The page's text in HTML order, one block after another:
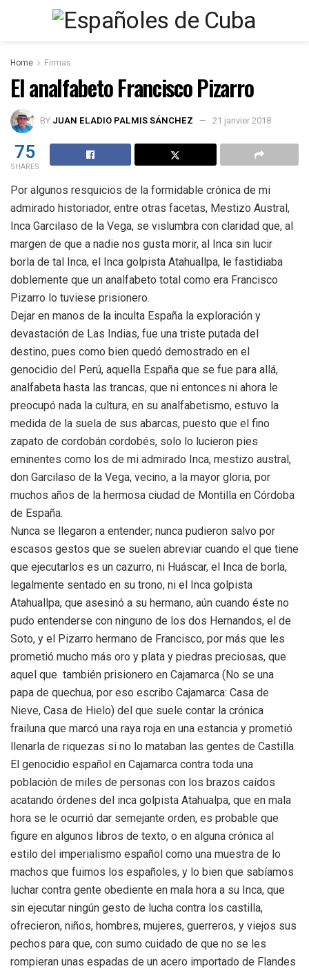
Home Firmas
El analfabeto Francisco Pizarro
BY JUAN ELADIO PALMIS SÁNCHEZ 21 janvier 2018
75
SHARES
Por algunos resquicios de la formidable crónica de mi
admirado historiador, entre otras facetas, Mestizo Austral,
Inca Garcilaso de la Vega, se vislumbra con claridad que, al
margen de que a nadie nos gusta morir, al Inca sin lucir
borla de tal Inca, el Inca golpista Atahuallpa, le fastidiaba
doblemente que un analfabeto total como era Francisco
Pizarro lo tuviese prisionero.
Dejar en manos de la inculta España la exploración y
devastación de Las Indias, fue una triste putada del
destino, pues como bien quedó demostrado en el
genocidio del Perú, aquella España que se fue para allá,
analfabeta hasta las trancas, que ni entonces ni ahora le
preocupó nada la cultura, en su analfabetismo, estuvo la
medida de la suela de sus abarcas, puesto que el fino
zapato de cordobán cordobés, solo lo lucieron pies
eminentes como los de mi admirado Inca, mestizo austral,
don Garcilaso de la Vega, vecino, a la mayor gloria, por
muchos años de la hermosa ciudad de Montilla en Córdoba
de España.
Nunca se llegaron a entender; nunca pudieron salvo por
escasos gestos que se suelen abreviar cuando el que tiene
que ejecutarlos es un cazurro, ni Huáscar, el Inca de borla,
legalmente sentado en su trono, ni el Inca golpista
Atahuallpa, que asesinó a su hermano, aún cuando éste no
pudo entenderse con ninguno de los dos Hernandos, el de
Soto, y el Pizarro hermano de Francisco, por más que les
prometió mucho más oro y plata y piedras preciosas, que
aquel que también prisionero en Cajamarca (No se una
papa de quechua, por eso escribo Cajamarca: Casa de
Nieve, Casa de Hielo) del que suele contar la crónica
frailuna que marcó una raya roja en una estancia y prometió
llenarla de riquezas si no lo mataban las gentes de Castilla.
El genocidio español en Cajamarca contra toda una
población de miles de personas con los brazos caídos
acatando órdenes del inca golpista Atahualpa, que en mala
hora se le ocurrió dar semejante orden, es probable que
figure en algunos libros de texto, o en alguna crónica al
estilo del imperialismo español como una muestra de lo
machos que fuimos los españoles, y lo bien que sabíamos
luchar contra gente obediente en mala hora a su Inca, que
sin ejecutar ningún gesto de lucha contra los castilla,
ofrecieron, niños, hombres, mujeres, guerreros, y viejos sus
pechos para que, con sumo cuidado de que no se les
rompieran unas espadas de un acero importado de Flandes